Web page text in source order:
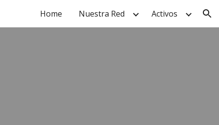
Home Nuestra Red Activos